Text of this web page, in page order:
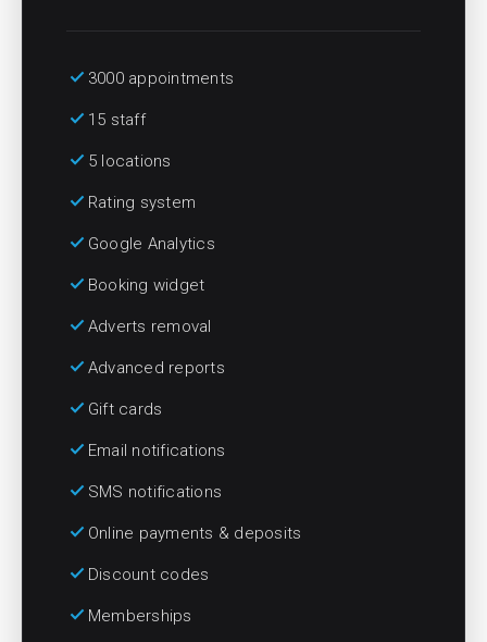
check 3000 appointments
check 15 staff
check 5 locations
check Rating system
check Google Analytics
check Booking widget
check Adverts removal
check Advanced reports
check Gift cards
check Email notifications
check SMS notifications
check Online payments & deposits
check Discount codes
check Memberships